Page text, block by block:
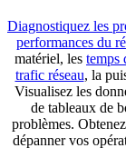
Diagnostiquez les
performances du
matériel, les temps
trafic réseau, la
Visualisez les
de tableaux de
problèmes.
dépanner vos